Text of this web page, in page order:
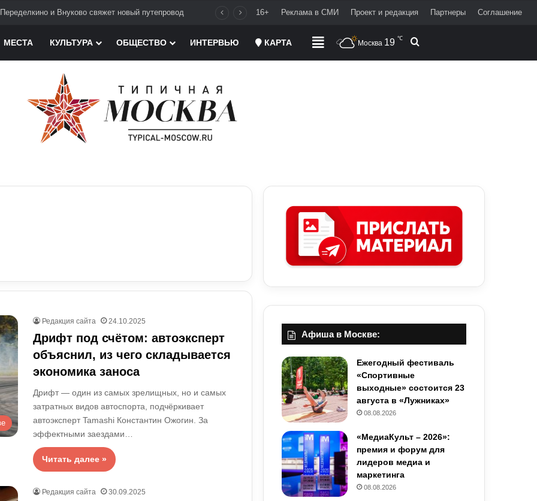
и Внуково свяжет новый путепровод 16+ Реклама в СМИ Проект и редакция Партнеры Соглашение
МЕСТА КУЛЬТУРА ОБЩЕСТВО ИНТЕРВЬЮ КАРТА РАЗДЕЛЫМосква 19 ℃
Редакция сайта 24.10.2025
Дрифт под счётом: автоэксперт
объяснил, из чего складывается
экономика заноса
Дрифт — один из самых зрелищных, но и самых
затратных видов автоспорта, подчёркивает
автоэксперт Tamashi Константин Ожогин. За
эффектными заездами…
Читать далее »
Редакция сайта 30.09.2025
Афиша в Москве:
Ежегодный фестиваль
«Спортивные
выходные» состоится 23
августа в «Лужниках»
08.08.2026
«МедиаКульт – 2026»:
премия и форум для
лидеров медиа и
маркетинга
08.08.2026